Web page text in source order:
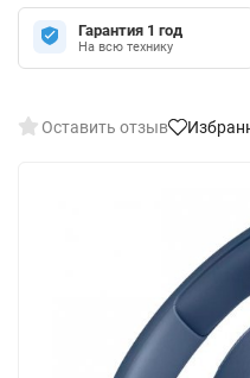
Гарантия 1 год
На всю технику
Оставить отзыв